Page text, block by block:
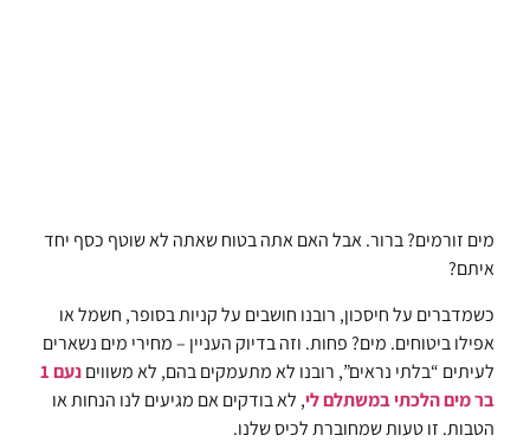
מים זורמים? ברור. אבל האם אתה בטוח שאתה לא שוטף כסף יחד
איתם?
כשמדברים על חיסכון, רובנו חושבים על קניות בסופר, חשמל או
אפילו ביטוחים. מים? פחות. וזה בדיוק העניין – מחירי מים נשארים
לעיתים “בלתי נראים”, רובנו לא מתעמקים בהם, לא משווים
נעם 1
בר מים הלכתי במשתלם לי, לא בודקים אם מגיעים לנו הנחות או
הטבות. זו טעות שמחוברת לכיס שלנו.